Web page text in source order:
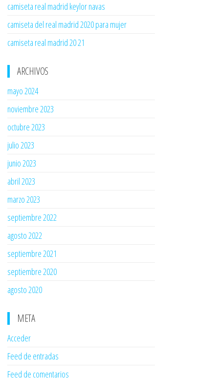
camiseta real madrid keylor navas
camiseta del real madrid 2020 para mujer
camiseta real madrid 20 21
ARCHIVOS
mayo 2024
noviembre 2023
octubre 2023
julio 2023
junio 2023
abril 2023
marzo 2023
septiembre 2022
agosto 2022
septiembre 2021
septiembre 2020
agosto 2020
META
Acceder
Feed de entradas
Feed de comentarios